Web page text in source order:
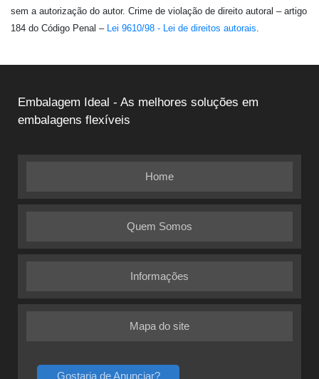
sem a autorização do autor. Crime de violação de direito autoral – artigo
184 do Código Penal – Lei 9610/98 - Lei de direitos autorais.
Embalagem Ideal - As melhores soluções em
embalagens flexíveis
Home
Quem Somos
Informações
Mapa do site
Gostaria de Anunciar?